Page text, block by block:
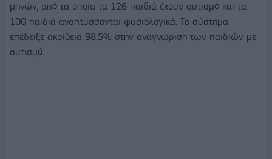
μηνών, από τα οποία τα 126 παιδιά έχουν αυτισμό και τα
100 παιδιά αναπτύσσονται φυσιολογικά. Το σύστημα
επέδειξε ακρίβεια 98,5% στην αναγνώριση των παιδιών με
αυτισμό.